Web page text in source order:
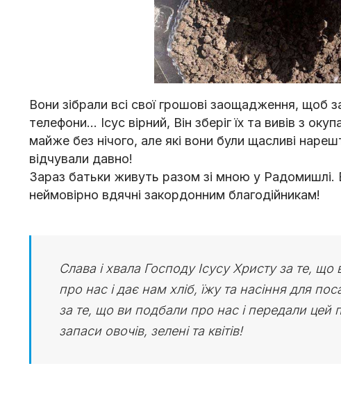
Вони зібрали всі свої грошові заощадження, щоб
телефони... Ісус вірний, Він зберіг їх та вивів з
майже без нічого, але які вони були щасливі
відчували давно!
Зараз батьки живуть разом зі мною у
неймовірно вдячні закордонним благодійникам!
Слава і хвала Господу Ісусу Христу за те,
про нас і дає нам хліб, їжу та насіння для
за те, що ви подбали про нас і передали цей
запаси овочів, зелені та квітів!